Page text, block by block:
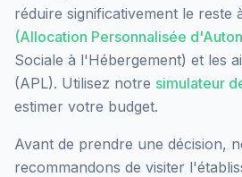
réduire significativement le reste
(Allocation Personnalisée
Sociale à l'Hébergement) et les
(APL). Utilisez notre simulateur
estimer votre budget.
Avant de prendre une décision,
recommandons de visiter